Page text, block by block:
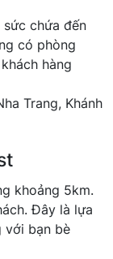
sức chứa đến
có phòng
hàng
Trang, Khánh
khoảng 5km.
Đây là lựa
với bạn bè